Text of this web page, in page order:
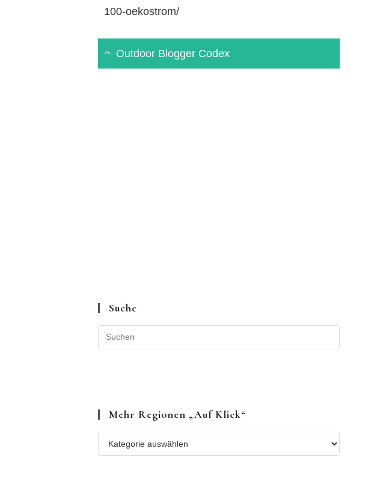
100-oekostrom/
Outdoor Blogger Codex
Suche
Mehr Regionen „auf Klick“
Mehr
Regionen